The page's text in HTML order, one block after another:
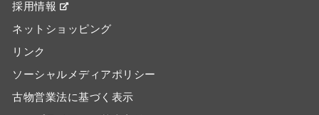
採用情報
ネットショッピング
リンク
ソーシャルメディアポリシー
古物営業法に基づく表示